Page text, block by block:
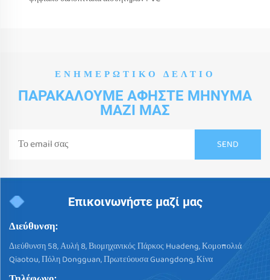
ΕΝΗΜΕΡΩΤΙΚΌ ΔΕΛΤΊΟ
ΠΑΡΑΚΑΛΟΎΜΕ ΑΦΉΣΤΕ ΜΉΝΥΜΑ
ΜΑΖΊ ΜΑΣ
Επικοινωνήστε μαζί μας
Διεύθυνση:
Διεύθυνση 58, Αυλή 8, Βιομηχανικός Πάρκος Huadeng, Κομοπολιά
Qiaotou, Πόλη Dongguan, Πρωτεύουσα Guangdong, Κίνα